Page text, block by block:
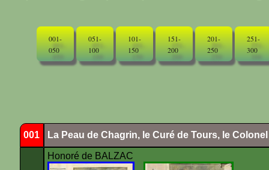
001-
050
051-
100
101-
150
151-
200
201-
250
251-
300
001 La Peau de Chagrin, le Curé de Tours, le
Honoré de BALZAC